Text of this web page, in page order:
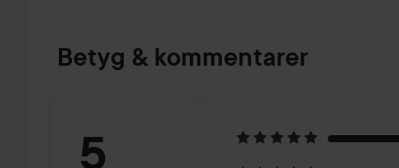
Betyg & kommentarer
Betyg:
5